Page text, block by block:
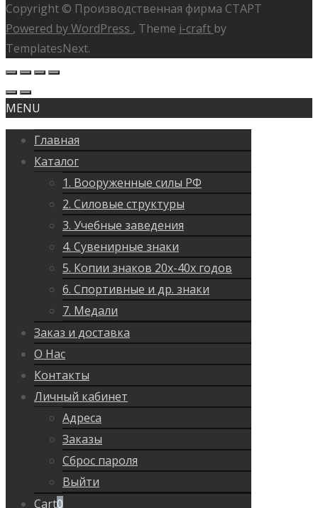
Copyright © Производственная фирма СТАРТ
Powered by WordPress , Theme i-craft by
TemplatesNext.
MENU
Главная
Каталог
1. Вооруженные силы РФ
2. Силовые структуры
3. Учебные заведения
4. Сувенирные знаки
5. Копии знаков 20х-40х годов
6. Спортивные и др. знаки
7. Медали
Заказ и доставка
О Нас
Контакты
Личный кабинет
Адреса
Заказы
Сброс пароля
Выйти
Cart0